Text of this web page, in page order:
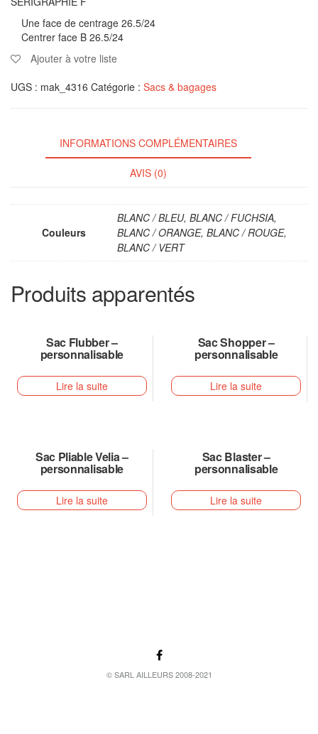
Une face de centrage 26.5/24
Centrer face B 26.5/24
Ajouter à votre liste
UGS : mak_4316 Catégorie : Sacs & bagages
INFORMATIONS COMPLÉMENTAIRES
AVIS (0)
Couleurs
BLANC / BLEU, BLANC / FUCHSIA,
BLANC / ORANGE, BLANC / ROUGE,
BLANC / VERT
Produits apparentés
Sac Flubber –
personnalisable
Lire la suite
Sac Shopper –
personnalisable
Lire la suite
Sac Pliable Velia –
personnalisable
Lire la suite
Sac Blaster –
personnalisable
Lire la suite
© SARL AILLEURS 2008-2021